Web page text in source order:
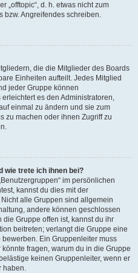
„offtopic“, d. h. etwas nicht zum
bzw. Angreifendes schreiben.
die die Mitglieder des Boards
Einheiten aufteilt. Jedes Mitglied
jeder Gruppe können
es den Administratoren,
einmal zu ändern und sie zum
zu machen oder ihnen Zugriff zu
wie trete ich ihnen bei?
im persönlichen
kannst du dies mit der
alle Gruppen sind allgemein
andere können geschlossen
Gruppe offen ist, kannst du ihr
beitreten; verlangt die Gruppe eine
Ein Gruppenleiter muss
fragen, warum du in die Gruppe
keinen Gruppenleiter, wenn er
haben.